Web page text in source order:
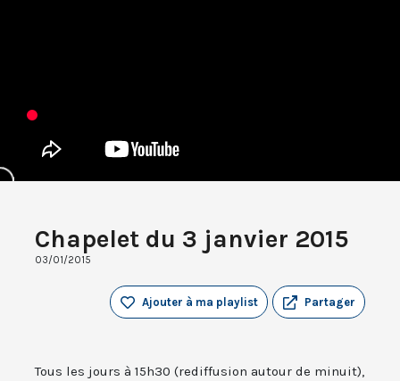
Chapelet du 3 janvier 2015
03/01/2015
Partager
Ajouter à ma playlist
Tous les jours à 15h30 (rediffusion autour de minuit),